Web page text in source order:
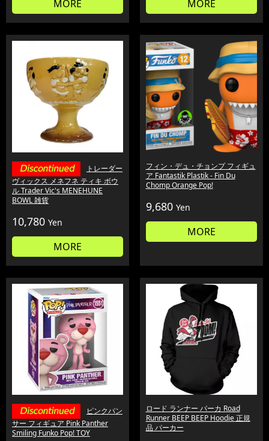
MORE MORE
トレーダー
ヴィックス メネフネ ティキ ボウ
ル Trader Vic's MENEHUNE
BOWL 雑貨
10,780 Yen
MORE
フィン・デュ・チョンプ フィギュ
ア Fantastik Plastik - Fin Du
Chomp Orange Pop!
9,680 Yen
MORE
ピンクパン
サー フィギュア Pink Panther
Smiling Funko Pop! TOY
ロード ランナー パーカ Road
Runner BEEP BEEP Hoodie 正規
品 パーカー